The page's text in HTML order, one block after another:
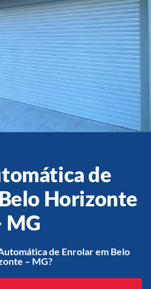
Acessórios Para Portas de
Enrolar
Pintura eletrostática
Portfólio
Contato
Acessórios
Enrolar em Teresópolis – RJ
Enrolar em São Pedro da
Aldeia – RJ
de
Horizonte
MG
de Enrolar em Belo
– MG?